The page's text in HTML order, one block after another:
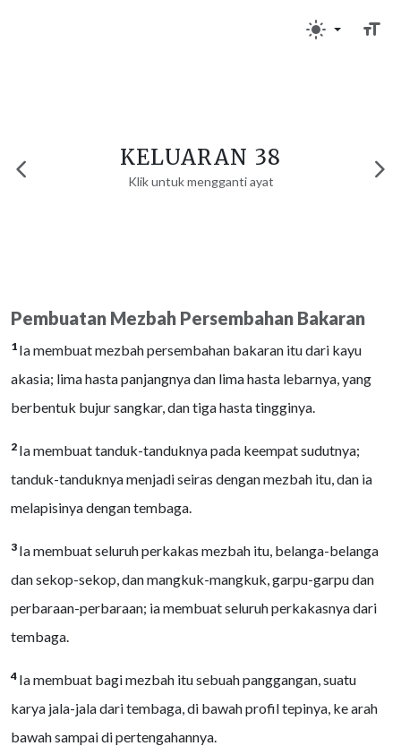
KELUARAN 38
Klik untuk mengganti ayat
Pembuatan Mezbah Persembahan Bakaran
1 Ia membuat mezbah persembahan bakaran itu dari kayu
akasia; lima hasta panjangnya dan lima hasta lebarnya, yang
berbentuk bujur sangkar, dan tiga hasta tingginya.
2 Ia membuat tanduk-tanduknya pada keempat sudutnya;
tanduk-tanduknya menjadi seiras dengan mezbah itu, dan ia
melapisinya dengan tembaga.
3 Ia membuat seluruh perkakas mezbah itu, belanga-belanga
dan sekop-sekop, dan mangkuk-mangkuk, garpu-garpu dan
perbaraan-perbaraan; ia membuat seluruh perkakasnya dari
tembaga.
4 Ia membuat bagi mezbah itu sebuah panggangan, suatu
karya jala-jala dari tembaga, di bawah profil tepinya, ke arah
bawah sampai di pertengahannya.